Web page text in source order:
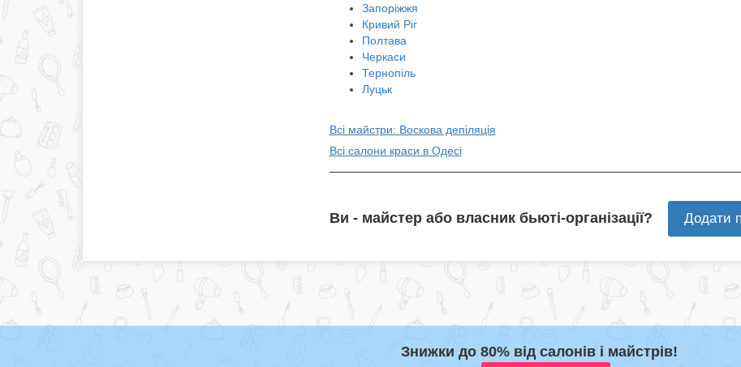
Запоріжжя
Кривий Ріг
Полтава
Черкаси
Тернопіль
Луцьк
Всі майстри: Воскова депіляція
Всі салони краси в Одесі
Ви - майстер або власник бьюті-організації? Додати
Знижки до 80% від салонів і майстрів!